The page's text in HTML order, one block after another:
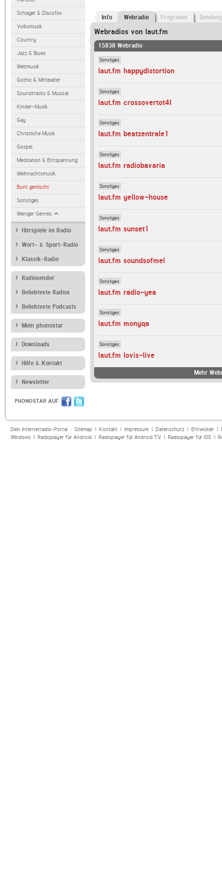
Schlager & Discofox
Volksmusik
Country
Jazz & Blues
Weltmusik
Gothic & Mittelalter
Soundtracks & Musical
Kinder-Musik
Gay
Christliche Musik
Gospel
Meditation & Entspannung
Weihnachtsmusik
Bunt gemischt
Sonstiges
Weniger Genres
Hörspiele im Radio
Wort- & Sport-Radio
Klassik-Radio
Radiosender
Beliebteste Radios
Beliebteste Podcasts
Mein phonostar
Downloads
Hilfe & Kontakt
Newsletter
PHONOSTAR AUF
Info Webradio Programm
Webradios von laut.fm
15838 Webradio
Sonstiges
laut.fm happydistortion
Sonstiges
laut.fm crossovertot4l
Sonstiges
laut.fm beatzentrale1
Sonstiges
laut.fm radiobavaria
Sonstiges
laut.fm yellow-house
Sonstiges
laut.fm sunset1
Sonstiges
laut.fm soundsofmel
Sonstiges
laut.fm radio-yea
Sonstiges
laut.fm monyqa
Sonstiges
laut.fm lovis-live
Mehr
Dein Internetradio-Portal : Sitemap| Kontakt| Impressum| Datenschutz| Entwickler|
Windows| Radioplayer für Android| Radioplayer für Android TV| Radioplayer für iOS|